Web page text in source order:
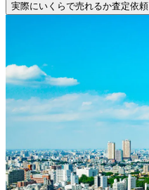
実際にいくらで売れるか査定依頼